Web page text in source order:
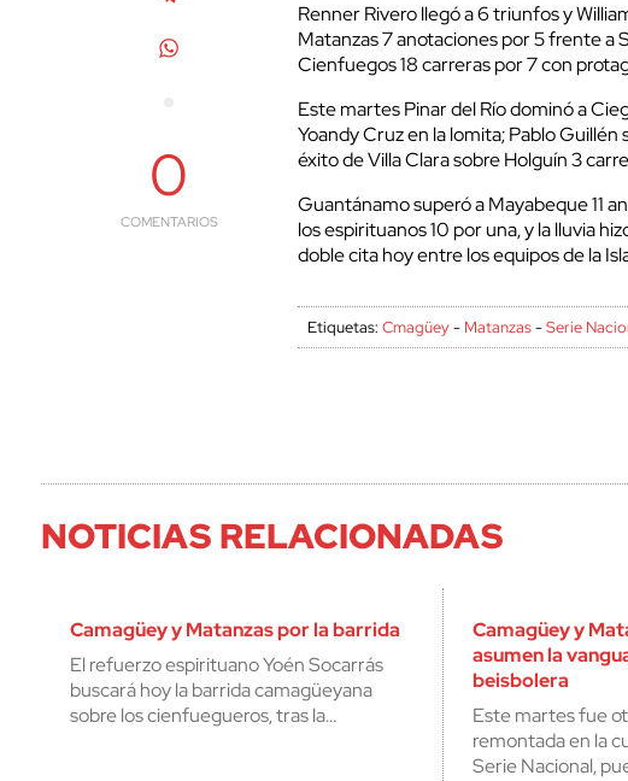
0
COMENTARIOS
Renner Rivero llegó a 6 triunfos y
Matanzas 7 anotaciones por 5 frente a
Cienfuegos 18 carreras por 7 con
Este martes Pinar del Río dominó a
Yoandy Cruz en la lomita; Pablo
éxito de Villa Clara sobre Holguín 3
Guantánamo superó a Mayabeque 11
los espirituanos 10 por una, y la lluvia
doble cita hoy entre los equipos de la
Etiquetas:Cmagüey- Matanzas-Serie
NOTICIAS RELACIONADAS
Camagüey y Matanzas por la barrida
El refuerzo espirituano Yoén Socarrás
buscará hoy la barrida camagüeyana
sobre los cienfuegueros, tras la…
Camagüey y
asumen la
beisbolera
Este martes fue
remontada en la
Serie Nacional,